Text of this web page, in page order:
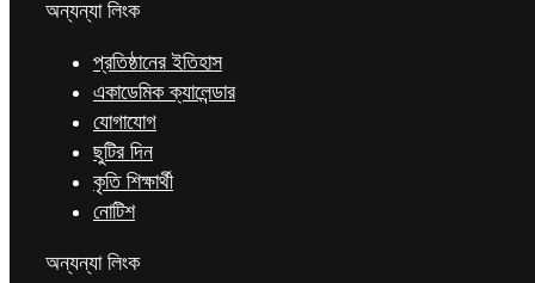
অন্যন্যা লিংক
প্রতিষ্ঠানের ইতিহাস
একাডেমিক ক্যালেন্ডার
যোগাযোগ
ছুটির দিন
কৃতি শিক্ষার্থী
নোটিশ
অন্যন্যা লিংক